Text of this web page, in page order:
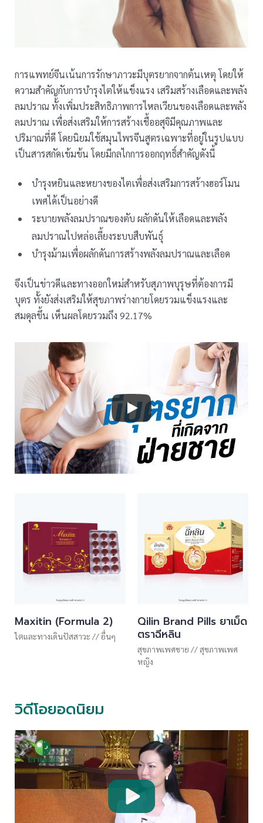
การแพทย์จีนเน้นการรักษาภาวะมีบุตรยากจากต้นเหตุ โดยให้
ความสำคัญกับการบํารุงไตให้แข็งแรง เสริมสร้างเลือดและพลัง
ลมปราณ ทั้งเพิ่มประสิทธิภาพการไหลเวียนของเลือดและพลัง
ลมปราณ เพื่อส่งเสริมให้การสร้างเชื้ออสุจิมีคุณภาพและ
ปริมาณที่ดี โดยนิยมใช้สมุนไพรจีนสูตรเฉพาะที่อยู่ในรูปแบบ
เป็นสารสกัดเข้มข้น โดยมีกลไกการออกฤทธิ์สำคัญดังนี้
บำรุงหยินและหยางของไตเพื่อส่งเสริมการสร้างฮอร์โมน
เพศได้เป็นอย่างดี
ระบายพลังลมปราณของตับ ผลักดันให้เลือดและพลัง
ลมปราณไปหล่อเลี้ยงระบบสืบพันธุ์
บำรุงม้ามเพื่อผลักดันการสร้างพลังลมปราณและเลือด
จึงเป็นข่าวดีและทางออกใหม่สำหรับสุภาพบุรุษที่ต้องการมี
บุตร ทั้งยังส่งเสริมให้สุขภาพร่างกายโดยรวมแข็งแรงและ
สมดุลขึ้น เห็นผลโดยรวมถึง 92.17%
Maxitin (Formula 2)
ไตและทางเดินปัสสาวะ //อื่นๆ
Qilin Brand Pills ยาเม็ด
ตราฉีหลิน
สุขภาพเพศชาย //สุขภาพเพศ
หญิง
วิดีโอยอดนิยม